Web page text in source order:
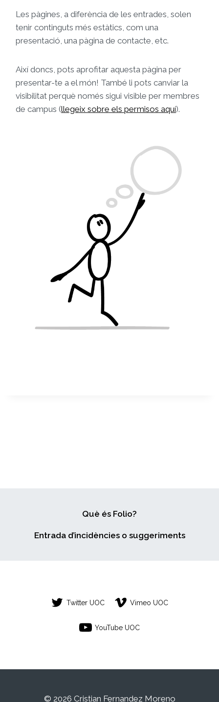
Les pàgines, a diferència de les entrades, solen
tenir continguts més estàtics, com una
presentació, una pàgina de contacte, etc.
Així doncs, pots aprofitar aquesta pàgina per
presentar-te a el món! També li pots canviar la
visibilitat perquè només sigui visible per membres
de campus (llegeix sobre els permisos aquí).
Què és Folio?
Entrada d’incidències o suggeriments
Twitter UOC Vimeo UOC
YouTube UOC
© 2026 Cristian Fernandez Moreno